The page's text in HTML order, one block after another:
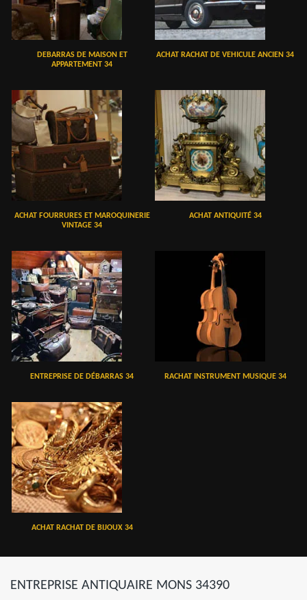
DEBARRAS DE MAISON ET
APPARTEMENT 34
ACHAT RACHAT DE VEHICULE ANCIEN 34
ACHAT FOURRURES ET MAROQUINERIE
VINTAGE 34
ACHAT ANTIQUITÉ 34
ENTREPRISE DE DÉBARRAS 34 RACHAT INSTRUMENT MUSIQUE 34
ACHAT RACHAT DE BIJOUX 34
ENTREPRISE ANTIQUAIRE MONS 34390